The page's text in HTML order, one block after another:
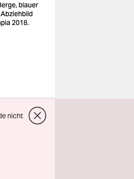
blauer
2018.
nicht